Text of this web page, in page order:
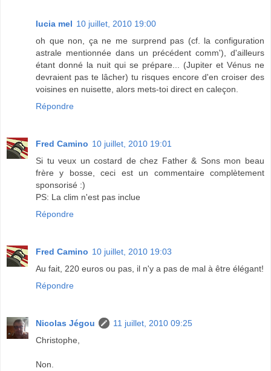
lucia mel 10 juillet, 2010 19:00
oh que non, ça ne me surprend pas (cf. la configuration
astrale mentionnée dans un précédent comm'), d'ailleurs
étant donné la nuit qui se prépare... (Jupiter et Vénus ne
devraient pas te lâcher) tu risques encore d'en croiser des
voisines en nuisette, alors mets-toi direct en caleçon.
Répondre
Fred Camino 10 juillet, 2010 19:01
Si tu veux un costard de chez Father & Sons mon beau
frère y bosse, ceci est un commentaire complètement
sponsorisé :)
PS: La clim n'est pas inclue
Répondre
Fred Camino 10 juillet, 2010 19:03
Au fait, 220 euros ou pas, il n'y a pas de mal à être élégant!
Répondre
Nicolas Jégou
11 juillet, 2010 09:25
Christophe,
Non.